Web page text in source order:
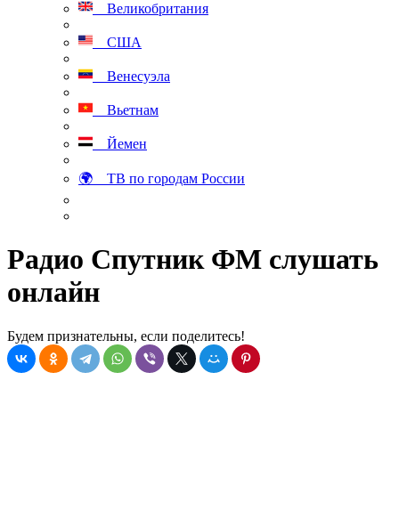
Великобритания
США
Венесуэла
Вьетнам
Йемен
🌍 ТВ по городам России
Радио Спутник ФМ слушать
онлайн
Будем признательны, если поделитесь!